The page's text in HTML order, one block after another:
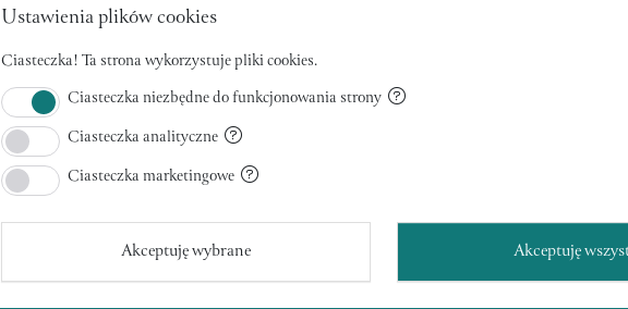
INNE W TEJ KATEGORII
Ustawienia plików cookies
Ciasteczka! Ta strona wykorzystuje pliki cookies.
Ciasteczka niezbędne do funkcjonowania strony
Ciasteczka analityczne
Ciasteczka marketingowe
Akceptuję wybrane Akceptuję